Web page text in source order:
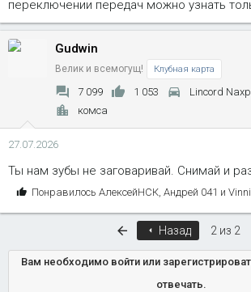
переключении передач можно узнать
Gudwin
Велик и всемогущ! Клубная карта
7 099 1 053
Lincord
комса
27.07.2026
Ты нам зубы не заговаривай. Снимай и
С
Понравилось АлексейНСК, Андрей 041 и Vinni
ПервыйНазад 2 из 2
Вам необходимо войти или
отвечать.